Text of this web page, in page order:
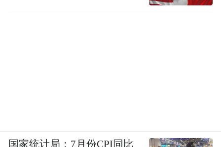
国家统计局：7月份CPI同比